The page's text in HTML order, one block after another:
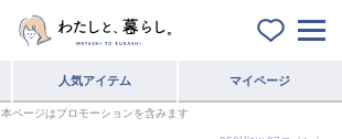
人気アイテム マイページ
本ページはプロモーションを含みます